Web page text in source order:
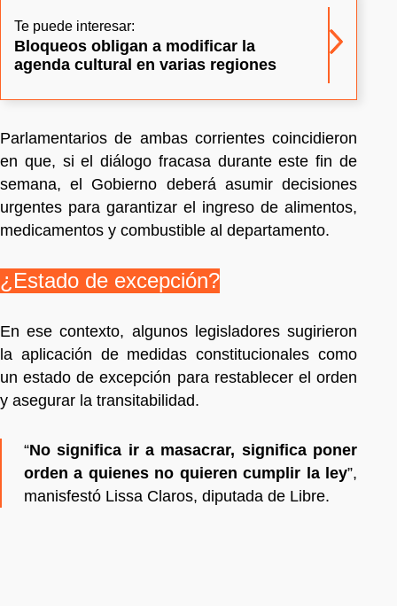
Te puede interesar:
Bloqueos obligan a modificar la
agenda cultural en varias regiones
Parlamentarios de ambas corrientes coincidieron
en que, si el diálogo fracasa durante este fin de
semana, el Gobierno deberá asumir decisiones
urgentes para garantizar el ingreso de alimentos,
medicamentos y combustible al departamento.
¿Estado de excepción?
En ese contexto, algunos legisladores sugirieron
la aplicación de medidas constitucionales como
un estado de excepción para restablecer el orden
y asegurar la transitabilidad.
“No significa ir a masacrar, significa poner
orden a quienes no quieren cumplir la ley”,
manisfestó Lissa Claros, diputada de Libre.